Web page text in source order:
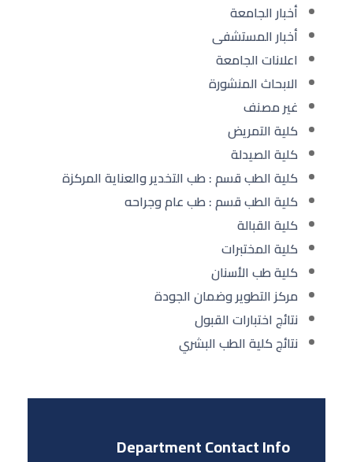
أخبار الجامعة
أخبار المستشفى
اعلانات الجامعة
الابحاث المنشورة
غير مصنف
كلية التمريض
كلية الصيدلة
كلية الطب قسم : طب التخدير والعناية المركزة
كلية الطب قسم : طب عام وجراحه
كلية القبالة
كلية المختبرات
كلية طب الأسنان
مركز التطوير وضمان الجودة
نتائج اختبارات القبول
نتائج كلية الطب البشري
Department Contact Info